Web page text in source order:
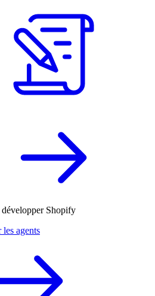
développer Shopify
agents